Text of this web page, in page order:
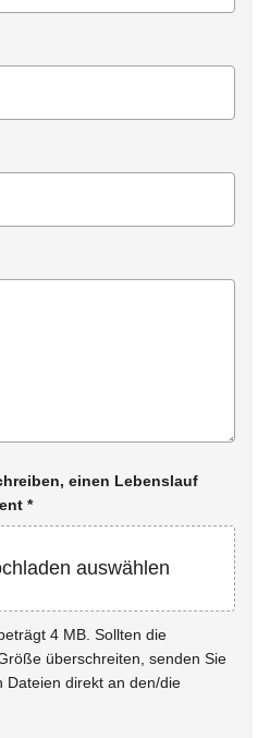
einen Lebenslauf
*
auswählen
4 MB. Sollten die
überschreiten, senden Sie
Dateien direkt an den/die